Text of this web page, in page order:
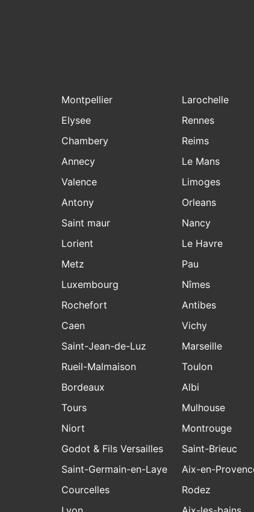
Montpellier
Elysee
Chambery
Annecy
Valence
Antony
Saint maur
Lorient
Metz
Luxembourg
Rochefort
Larochelle
Rennes
Reims
Le Mans
Limoges
Orleans
Nancy
Le Havre
Pau
Nîmes
Antibes
Caen
Saint-Jean-de-Luz
Rueil-Malmaison
Bordeaux
Tours
Niort
Godot & Fils Versailles
Saint-Germain-en-Laye
Courcelles
Vichy
Marseille
Toulon
Albi
Mulhouse
Montrouge
Saint-Brieuc
Aix-en-
Rodez